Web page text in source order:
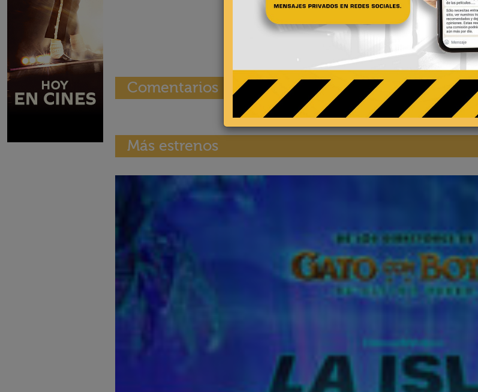
Comentarios
Más estrenos